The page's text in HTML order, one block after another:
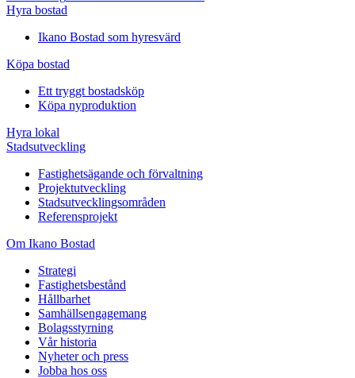
Hyra bostad
Ikano Bostad som hyresvärd
Köpa bostad
Ett tryggt bostadsköp
Köpa nyproduktion
Hyra lokal
Stadsutveckling
Fastighetsägande och förvaltning
Projektutveckling
Stadsutvecklingsområden
Referensprojekt
Om Ikano Bostad
Strategi
Fastighetsbestånd
Hållbarhet
Samhällsengagemang
Bolagsstyrning
Vår historia
Nyheter och press
Jobba hos oss